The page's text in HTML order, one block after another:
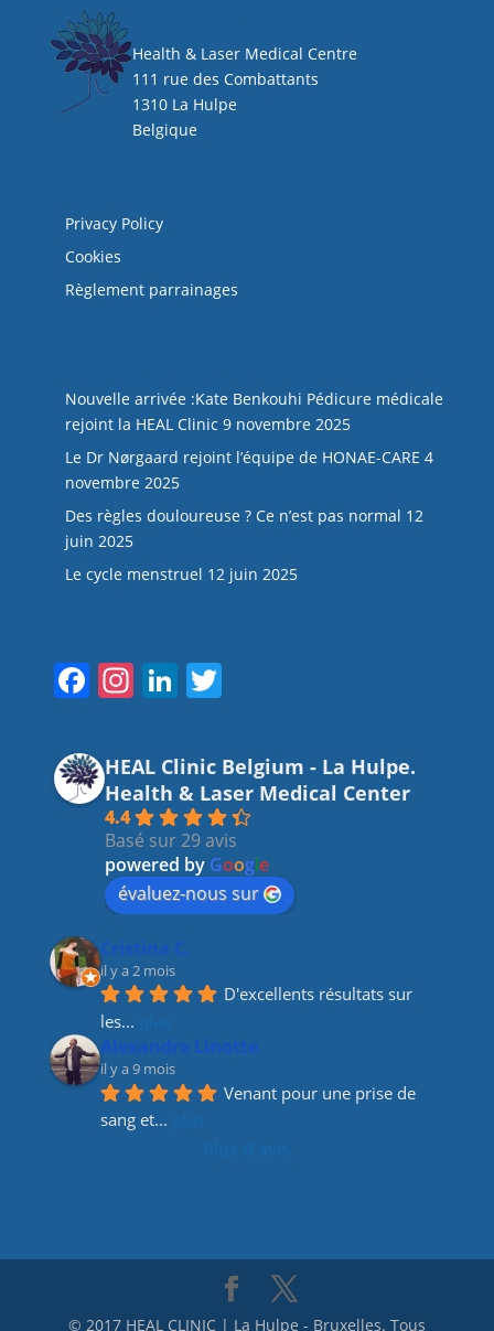
Health & Laser Medical Centre
111 rue des Combattants
1310 La Hulpe
Belgique
Privacy Policy
Cookies
Règlement parrainages
Nouvelle arrivée :Kate Benkouhi Pédicure médicale
rejoint la HEAL Clinic 9 novembre 2025
Le Dr Nørgaard rejoint l’équipe de HONAE-CARE 4
novembre 2025
Des règles douloureuse ? Ce n’est pas normal 12
juin 2025
Le cycle menstruel 12 juin 2025
F
c
e
b
o
o
k
In
a
gr
a
m
Li
k
e
dI
n
T
itt
er
HEAL Clinic Belgium - La Hulpe.
Health & Laser Medical Center
4.4
Basé sur 29 avis
powered by Google
évaluez-nous sur
Cristina C.
il y a 2 mois
D'excellents résultats sur
les... plus
Alexandre Linotte
il y a 9 mois
Venant pour une prise de
sang et... plus
Plus d'avis
© 2017 HEAL CLINIC | La Hulpe - Bruxelles. Tous